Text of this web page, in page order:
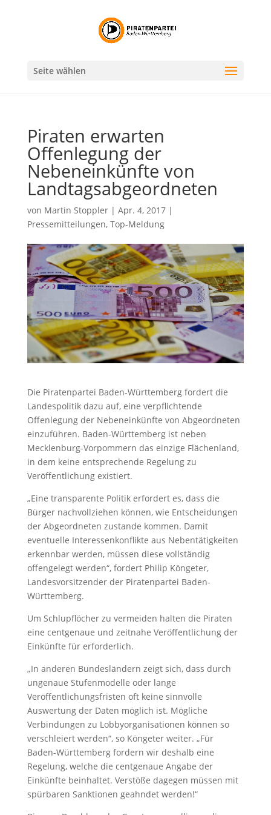
Seite wählen
Piraten erwarten
Offenlegung der
Nebeneinkünfte von
Landtagsabgeordneten
von Martin Stoppler| Apr. 4, 2017|
Pressemitteilungen, Top-Meldung
Die Piratenpartei Baden-Württemberg fordert die
Landespolitik dazu auf, eine verpflichtende
Offenlegung der Nebeneinkünfte von Abgeordneten
einzuführen. Baden-Württemberg ist neben
Mecklenburg-Vorpommern das einzige Flächenland,
in dem keine entsprechende Regelung zu
Veröffentlichung existiert.
„Eine transparente Politik erfordert es, dass die
Bürger nachvollziehen können, wie Entscheidungen
der Abgeordneten zustande kommen. Damit
eventuelle Interessenkonflikte aus Nebentätigkeiten
erkennbar werden, müssen diese vollständig
offengelegt werden“, fordert Philip Köngeter,
Landesvorsitzender der Piratenpartei Baden-
Württemberg.
Um Schlupflöcher zu vermeiden halten die Piraten
eine centgenaue und zeitnahe Veröffentlichung der
Einkünfte für erforderlich.
„In anderen Bundesländern zeigt sich, dass durch
ungenaue Stufenmodelle oder lange
Veröffentlichungsfristen oft keine sinnvolle
Auswertung der Daten möglich ist. Mögliche
Verbindungen zu Lobbyorganisationen können so
verschleiert werden“, so Köngeter weiter. „Für
Baden-Württemberg fordern wir deshalb eine
Regelung, welche die centgenaue Angabe der
Einkünfte beinhaltet. Verstöße dagegen müssen mit
spürbaren Sanktionen geahndet werden!“